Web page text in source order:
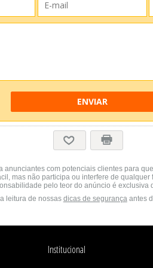
ENVIAR
anunciantes com potenciais clientes para
mas não participa ou interfere de qualquer
pelo teor do anúncio é exclusiva
leitura de nossas dicas de segurançaantes
Institucional